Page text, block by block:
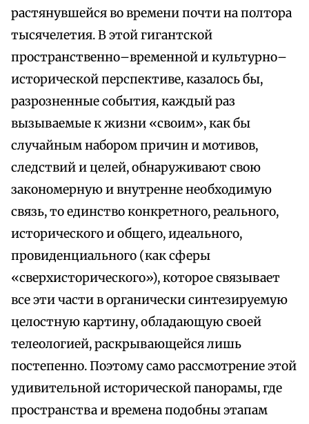
растянувшейся во времени почти на полтора
тысячелетия. В этой гигантской
пространственно–временной и культурно–
исторической перспективе, казалось бы,
разрозненные события, каждый раз
вызываемые к жизни «своим», как бы
случайным набором причин и мотивов,
следствий и целей, обнаруживают свою
закономерную и внутренне необходимую
связь, то единство конкретного, реального,
исторического и общего, идеального,
провиденциального (как сферы
«сверхисторического»), которое связывает
все эти части в органически синтезируемую
целостную картину, обладающую своей
телеологией, раскрывающейся лишь
постепенно. Поэтому само рассмотрение этой
удивительной исторической панорамы, где
пространства и времена подобны этапам